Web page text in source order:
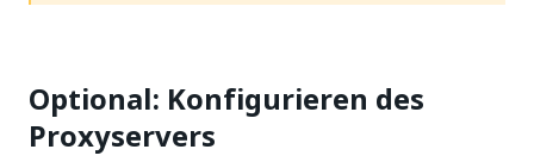
Optional: Konfigurieren des
Proxyservers